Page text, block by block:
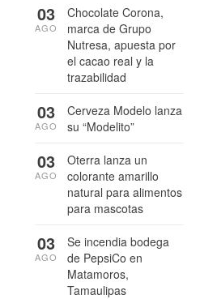
Chocolate Corona,
marca de Grupo
Nutresa, apuesta por
el cacao real y la
trazabilidad
03
AGO
Cerveza Modelo lanza
su “Modelito”
03
AGO
Oterra lanza un
colorante amarillo
natural para alimentos
para mascotas
03
AGO
Se incendia bodega
de PepsiCo en
Matamoros,
Tamaulipas
03
AGO